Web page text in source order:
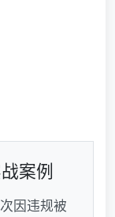
案例
因违规被